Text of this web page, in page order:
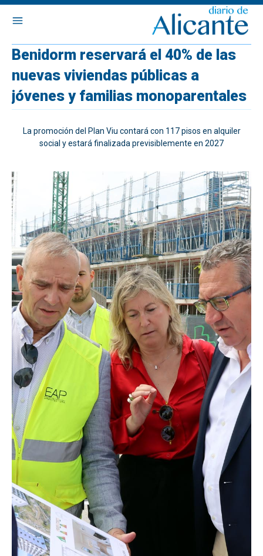
Benidorm reservará el 40% de las
nuevas viviendas públicas a
jóvenes y familias monoparentales
La promoción del Plan Viu contará con 117 pisos en alquiler
social y estará finalizada previsiblemente en 2027